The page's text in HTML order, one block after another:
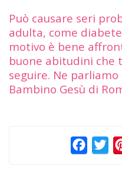
Può causare seri
adulta, come
motivo è bene
buone abitudini che
seguire. Ne
Bambino Gesù di